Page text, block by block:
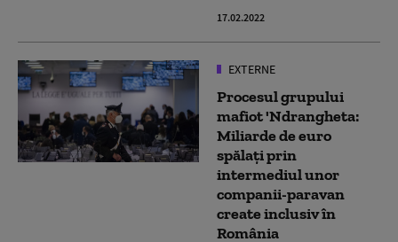
17.02.2022
EXTERNE
Procesul grupului
mafiot 'Ndrangheta:
Miliarde de euro
spălați prin
intermediul unor
companii-paravan
create inclusiv în
România